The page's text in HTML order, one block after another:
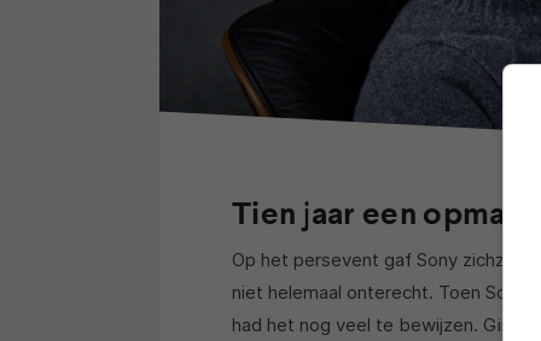
Tien jaar een opmars
Op het persevent gaf Sony zichzelf
niet helemaal onterecht. Toen
had het nog veel te bewijzen. Ging